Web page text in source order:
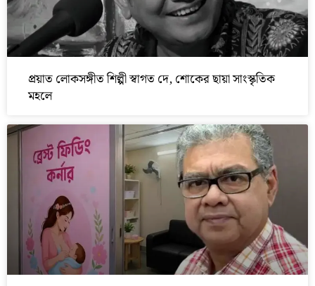
প্রয়াত লোকসঙ্গীত শিল্পী স্বাগত দে, শোকের ছায়া সাংস্কৃতিক
মহলে